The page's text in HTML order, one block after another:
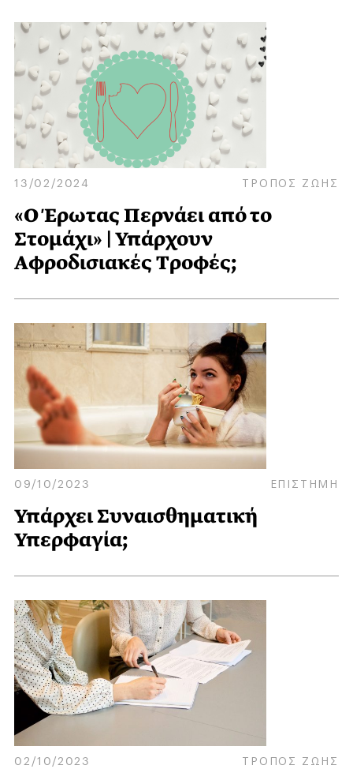
13/02/2024 ΤΡΟΠΟΣ ΖΩΗΣ
«Ο Έρωτας Περνάει από το
Στομάχι» | Υπάρχουν
Aφροδισιακές Tροφές;
09/10/2023 ΕΠΙΣΤΗΜΗ
Υπάρχει Συναισθηματική
Υπερφαγία;
02/10/2023 ΤΡΟΠΟΣ ΖΩΗΣ